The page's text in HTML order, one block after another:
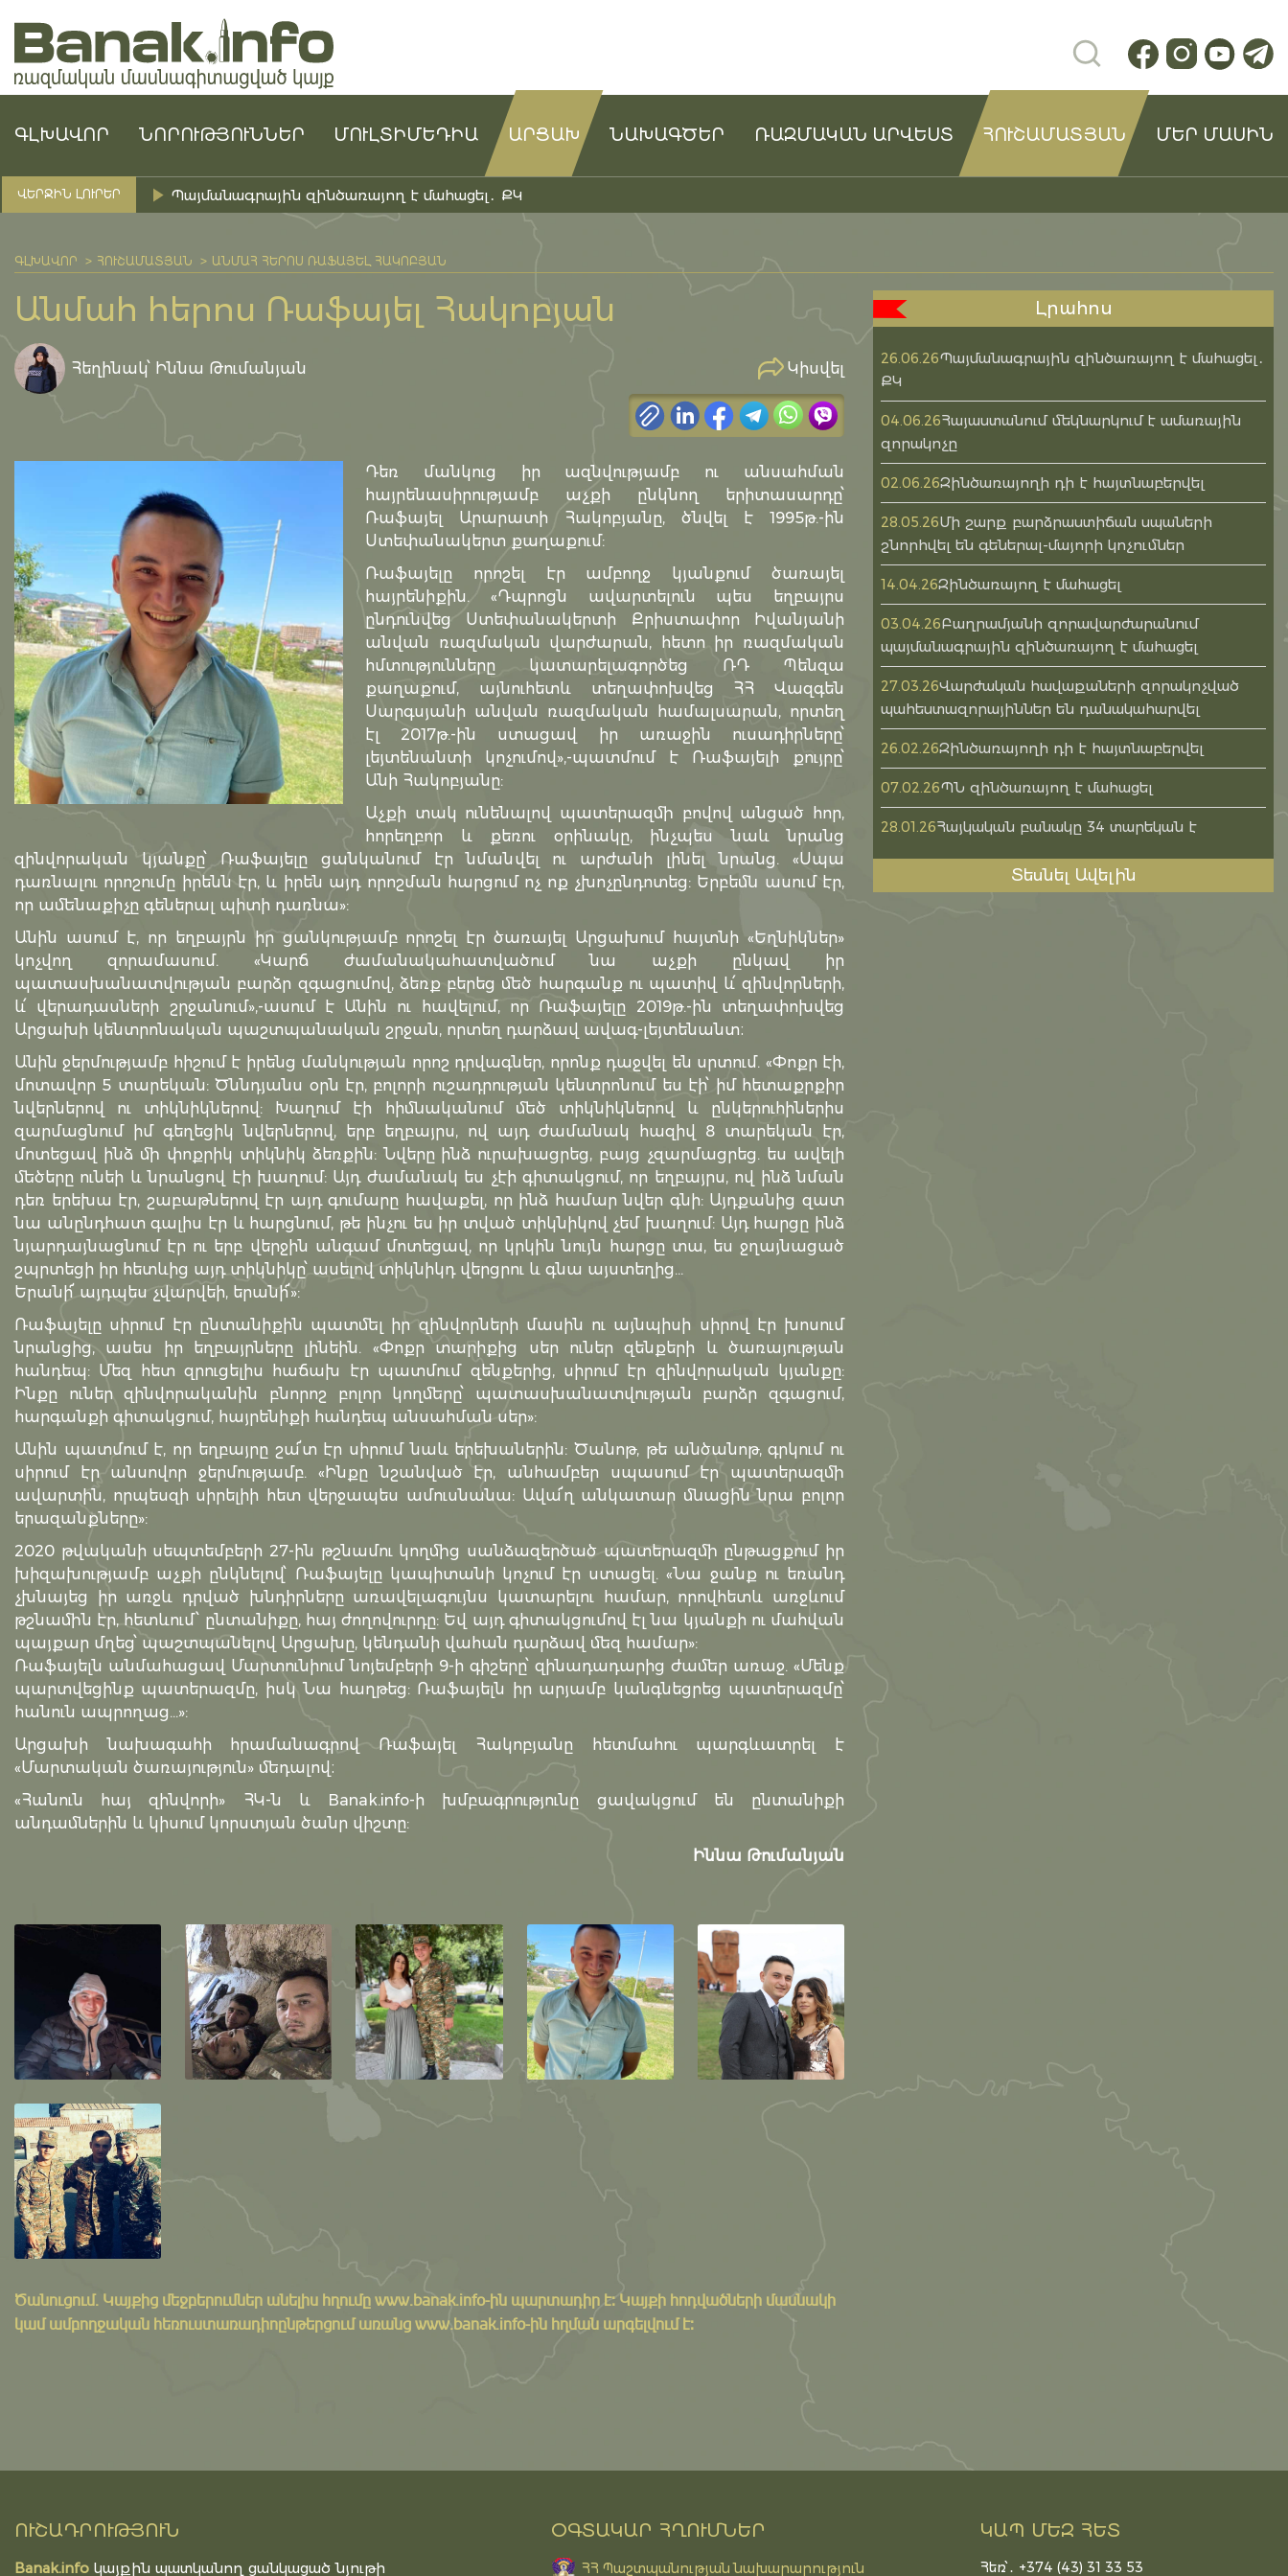
ԳԼԽԱՎՈՐ ՆՈՐՈՒԹՅՈՒՆՆԵՐ ՄՈՒԼՏԻՄԵԴԻԱ ԱՐՑԱԽ ՆԱԽԱԳԾԵՐ ՌԱԶՄԱԿԱՆ ԱՐՎԵՍՏ ՀՈՒՇԱՄԱՏՅԱՆ ՄԵՐ ՄԱՍԻՆ
ՎԵՐՋԻՆ ԼՈՒՐԵՐ Պայմանագրային զինծառայող է մահացել․ ՔԿ
ԳԼԽԱՎՈՐ ՀՈՒՇԱՄԱՏՅԱՆ ԱՆՄԱՀ ՀԵՐՈՍ ՌԱՖԱՅԵԼ ՀԱԿՈԲՅԱՆ
Անմահ հերոս Ռաֆայել Հակոբյան
Հեղինակ՝ Իննա Թումանյան Կիսվել
Դեռ մանկուց իր ազնվությամբ ու անսահման
հայրենասիրությամբ աչքի ընկնող երիտասարդը՝
Ռաֆայել Արարատի Հակոբյանը, ծնվել է 1995թ.-ին
Ստեփանակերտ քաղաքում:
Ռաֆայելը որոշել էր ամբողջ կյանքում ծառայել
հայրենիքին. «Դպրոցն ավարտելուն պես եղբայրս
ընդունվեց Ստեփանակերտի Քրիստափոր Իվանյանի
անվան ռազմական վարժարան, հետո իր ռազմական
հմտությունները կատարելագործեց ՌԴ Պենզա
քաղաքում, այնուհետև տեղափոխվեց ՀՀ Վազգեն
Սարգսյանի անվան ռազմական համալսարան, որտեղ
էլ 2017թ.-ին ստացավ իր առաջին ուսադիրները՝
լեյտենանտի կոչումով»,-պատմում է Ռաֆայելի քույրը՝
Անի Հակոբյանը:
Աչքի տակ ունենալով պատերազմի բովով անցած հոր,
հորեղբոր և քեռու օրինակը, ինչպես նաև նրանց
զինվորական կյանքը՝ Ռաֆայելը ցանկանում էր նմանվել ու արժանի լինել նրանց. «Սպա
դառնալու որոշումը իրենն էր, և իրեն այդ որոշման հարցում ոչ ոք չխոչընդոտեց: Երբեմն ասում էր,
որ ամենաքիչը գեներալ պիտի դառնա»:
Անին ասում է, որ եղբայրն իր ցանկությամբ որոշել էր ծառայել Արցախում հայտնի «Եղնիկներ»
կոչվող զորամասում. «Կարճ ժամանակահատվածում նա աչքի ընկավ իր
պատասխանատվության բարձր զգացումով, ձեռք բերեց մեծ հարգանք ու պատիվ և՛ զինվորների,
և՛ վերադասների շրջանում»,-ասում է Անին ու հավելում, որ Ռաֆայելը 2019թ.-ին տեղափոխվեց
Արցախի կենտրոնական պաշտպանական շրջան, որտեղ դարձավ ավագ-լեյտենանտ։
Անին ջերմությամբ հիշում է իրենց մանկության որոշ դրվագներ, որոնք դաջվել են սրտում. «Փոքր էի,
մոտավոր 5 տարեկան: Ծննդյանս օրն էր, բոլորի ուշադրության կենտրոնում ես էի՝ իմ հետաքրքիր
նվերներով ու տիկնիկներով: Խաղում էի հիմնականում մեծ տիկնիկներով և ընկերուհիներիս
զարմացնում իմ գեղեցիկ նվերներով, երբ եղբայրս, ով այդ ժամանակ հազիվ 8 տարեկան էր,
մոտեցավ ինձ մի փոքրիկ տիկնիկ ձեռքին: Նվերը ինձ ուրախացրեց, բայց չզարմացրեց. ես ավելի
մեծերը ունեի և նրանցով էի խաղում: Այդ ժամանակ ես չէի գիտակցում, որ եղբայրս, ով ինձ նման
դեռ երեխա էր, շաբաթներով էր այդ գումարը հավաքել, որ ինձ համար նվեր գնի: Այդքանից զատ
նա անընդհատ գալիս էր և հարցնում, թե ինչու ես իր տված տիկնիկով չեմ խաղում: Այդ հարցը ինձ
նյարդայնացնում էր ու երբ վերջին անգամ մոտեցավ, որ կրկին նույն հարցը տա, ես ջղայնացած
շպրտեցի իր հետևից այդ տիկնիկը՝ ասելով տիկնիկդ վերցրու և գնա այստեղից…
Երանի՜ այդպես չվարվեի, երանի՜»:
Ռաֆայելը սիրում էր ընտանիքին պատմել իր զինվորների մասին ու այնպիսի սիրով էր խոսում
նրանցից, ասես իր եղբայրները լինեին. «Փոքր տարիքից սեր ուներ զենքերի և ծառայության
հանդեպ: Մեզ հետ զրուցելիս հաճախ էր պատմում զենքերից, սիրում էր զինվորական կյանքը:
Ինքը ուներ զինվորականին բնորոշ բոլոր կողմերը՝ պատասխանատվության բարձր զգացում,
հարգանքի գիտակցում, հայրենիքի հանդեպ անսահման սեր»:
Անին պատմում է, որ եղբայրը շա՜տ էր սիրում նաև երեխաներին: Ծանոթ, թե անծանոթ, գրկում ու
սիրում էր անսովոր ջերմությամբ. «Ինքը նշանված էր, անհամբեր սպասում էր պատերազմի
ավարտին, որպեսզի սիրելիի հետ վերջապես ամուսնանա: Ավա՜ղ անկատար մնացին նրա բոլոր
երազանքները»:
2020 թվականի սեպտեմբերի 27-ին թշնամու կողմից սանձազերծած պատերազմի ընթացքում իր
խիզախությամբ աչքի ընկնելով՝ Ռաֆայելը կապիտանի կոչում էր ստացել. «Նա ջանք ու եռանդ
չխնայեց իր առջև դրված խնդիրները առավելագույնս կատարելու համար, որովհետև առջևում
թշնամին էր, հետևում՝ ընտանիքը, հայ ժողովուրդը: Եվ այդ գիտակցումով էլ նա կյանքի ու մահվան
պայքար մղեց՝ պաշտպանելով Արցախը, կենդանի վահան դարձավ մեզ համար»:
Ռաֆայելն անմահացավ Մարտունիում նոյեմբերի 9-ի գիշերը՝ զինադադարից ժամեր առաջ. «Մենք
պարտվեցինք պատերազմը, իսկ Նա հաղթեց: Ռաֆայելն իր արյամբ կանգնեցրեց պատերազմը՝
հանուն ապրողաց…»:
Արցախի նախագահի հրամանագրով Ռաֆայել Հակոբյանը հետմահու պարգևատրել է
«Մարտական ծառայություն» մեդալով։
«Հանուն հայ զինվորի» ՀԿ-ն և Banak.info-ի խմբագրությունը ցավակցում են ընտանիքի
անդամներին և կիսում կորստյան ծանր վիշտը:
Իննա Թումանյան
Ծանուցում․ Կայքից մեջբերումներ անելիս հղումըwww.banak.info-ին պարտադիր է: Կայքի հոդվածների մասնակի
կամ ամբողջական հեռուստառադիոընթերցում առանց www.banak.info-ին հղման արգելվում է:
Լրահոս
26.06.26Պայմանագրային զինծառայող է մահացել․
ՔԿ
04.06.26Հայաստանում մեկնարկում է ամառային
զորակոչը
02.06.26Զինծառայողի դի է հայտնաբերվել
28.05.26Մի շարք բարձրաստիճան սպաների
շնորհվել են գեներալ-մայորի կոչումներ
14.04.26Զինծառայող է մահացել
03.04.26Բաղրամյանի զորավարժարանում
պայմանագրային զինծառայող է մահացել
27.03.26Վարժական հավաքաների զորակոչված
պահեստազորայիններ են դանակահարվել
26.02.26Զինծառայողի դի է հայտնաբերվել
07.02.26ՊՆ զինծառայող է մահացել
28.01.26Հայկական բանակը 34 տարեկան է
Տեսնել Ավելին
ՈՒՇԱԴՐՈՒԹՅՈՒՆ
Banak.info կայքին պատկանող ցանկացած նյութի
ՕԳՏԱԿԱՐ ՀՂՈՒՄՆԵՐ
ՀՀ Պաշտպանության նախարարություն
ԿԱՊ ՄԵԶ ՀԵՏ
Հեռ՝․ +374 (43) 31 33 53